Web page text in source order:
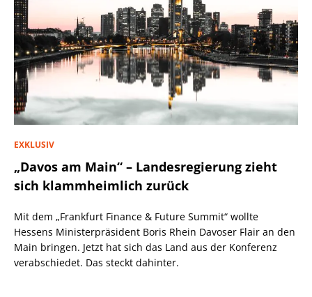
EXKLUSIV
„Davos am Main“ – Landesregierung zieht
sich klammheimlich zurück
Mit dem „Frankfurt Finance & Future Summit“ wollte
Hessens Ministerpräsident Boris Rhein Davoser Flair an den
Main bringen. Jetzt hat sich das Land aus der Konferenz
verabschiedet. Das steckt dahinter.